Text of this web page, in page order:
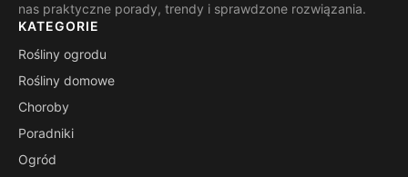
nas praktyczne porady, trendy i sprawdzone rozwiązania.
KATEGORIE
Rośliny ogrodu
Rośliny domowe
Choroby
Poradniki
Ogród